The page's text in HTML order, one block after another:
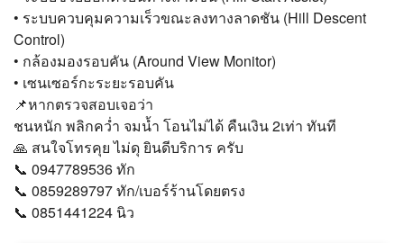
• ระบบควบคุมความเร็วขณะลงทางลาดชัน (Hill Descent
Control)
• กล้องมองรอบคัน (Around View Monitor)
• เซนเซอร์กะระยะรอบคัน
📌หากตรวจสอบเจอว่า
ชนหนัก พลิกคว่ำ จมน้ำ โอนไม่ได้ คืนเงิน 2เท่า ทันที
🙏 สนใจโทรคุย ไม่ดุ ยินดีบริการ ครับ
📞 0947789536 ทัก
📞 0859289797 ทัก/เบอร์ร้านโดยตรง
📞 0851441224 นิว